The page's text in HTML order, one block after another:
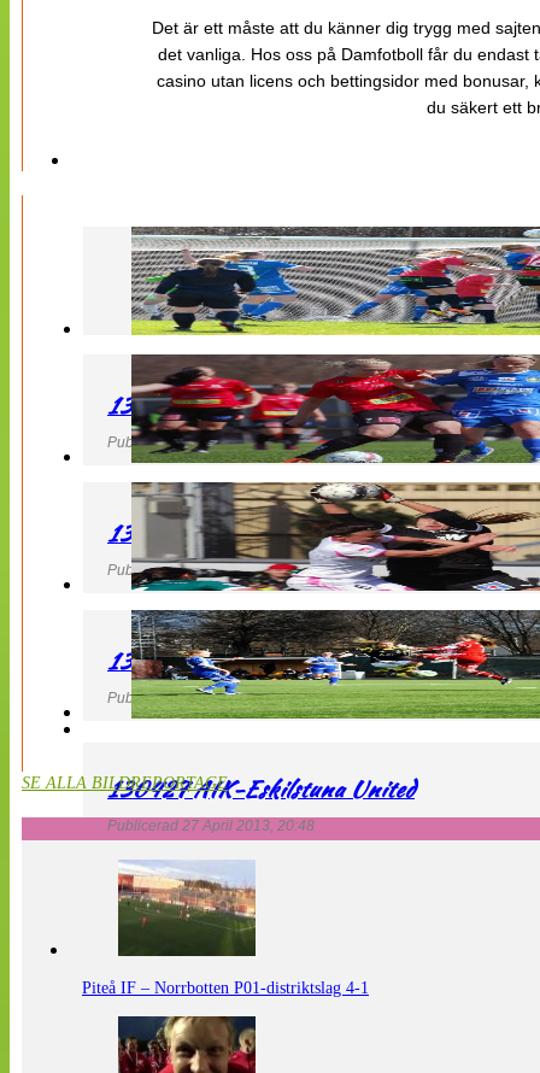
Det är ett måste att du känner dig trygg med
det vanliga. Hos oss på Damfotboll får du
casino utan licens och bettingsidor med
du säkert ett
130427 LB 07 – QBIK
Publicerad 27 April 2013, 22:40
130427 IF Limhamn Bunkeflo – QBIK
Publicerad 27 April 2013, 21:10
130427 LdB FC Malmö – Mallbackens IF
Publicerad 27 April 2013, 20:54
130427 AIK-Eskilstuna United
Publicerad 27 April 2013, 20:48
SE ALLA BILDREPORTAGE
Piteå IF – Norrbotten P01-distriktslag 4-1